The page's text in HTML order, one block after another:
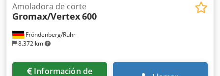
Fröndenberg/Ruhr
8.372 km
Amoladora de corte
Gromax/Vertex600
Información de